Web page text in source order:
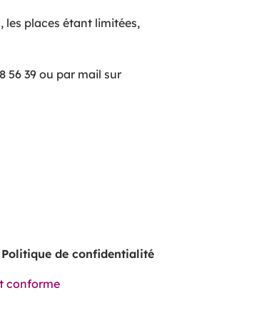
les places étant limitées,
56 39 ou par mail sur
Politique de confidentialité
conforme